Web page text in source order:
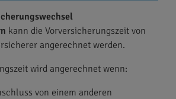
kann die Vorversicherungszeit von
angerechnet werden.
wird angerechnet wenn:
von einem anderen